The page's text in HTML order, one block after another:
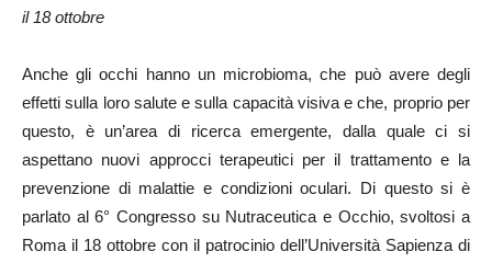
il 18 ottobre
Anche gli occhi hanno un microbioma, che può avere degli
effetti sulla loro salute e sulla capacità visiva e che, proprio per
questo, è un’area di ricerca emergente, dalla quale ci si
aspettano nuovi approcci terapeutici per il trattamento e la
prevenzione di malattie e condizioni oculari. Di questo si è
parlato al 6° Congresso su Nutraceutica e Occhio, svoltosi a
Roma il 18 ottobre con il patrocinio dell’Università Sapienza di